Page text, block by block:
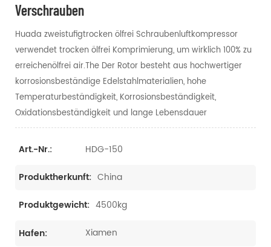
Verschrauben
Huada zweistufigtrocken ölfrei Schraubenluftkompressor
verwendet trocken ölfrei Komprimierung, um wirklich 100% zu
erreichenölfrei air.The Der Rotor besteht aus hochwertiger
korrosionsbeständige Edelstahlmaterialien, hohe
Temperaturbeständigkeit, Korrosionsbeständigkeit,
Oxidationsbeständigkeit und lange Lebensdauer
Art.-Nr.: HDG-150
Produktherkunft: China
Produktgewicht: 4500kg
Hafen: Xiamen